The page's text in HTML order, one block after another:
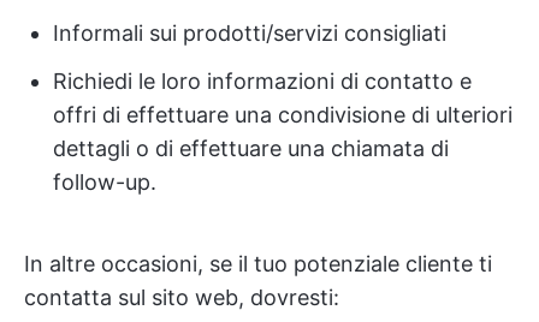
Informali sui prodotti/servizi consigliati
Richiedi le loro informazioni di contatto e
offri di effettuare una condivisione di ulteriori
dettagli o di effettuare una chiamata di
follow-up.
In altre occasioni, se il tuo potenziale cliente ti
contatta sul sito web, dovresti: